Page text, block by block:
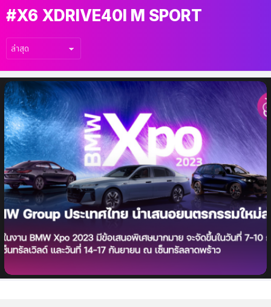
X6 XDRIVE40I M SPORT
เรื่อง
ล่าสุด
BMW Group ประเทศไทย นำเสนอยนตรกรรม
ใหม่ล่าสุดภายในงาน BMW Xpo 2023 นำทัพ
ด้วย M760e xDrive และอีกหลากรุ่นครบทุก
ไลน์อัพ พร้อมข้อเสนอสุดพิเศษอีกมากมาย